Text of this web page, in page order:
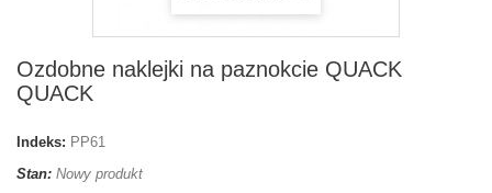
Ozdobne naklejki na paznokcie QUACK
QUACK
Indeks: PP61
Stan: Nowy produkt